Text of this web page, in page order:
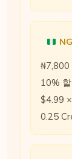
₦7,800
10%
$4.99
0.25